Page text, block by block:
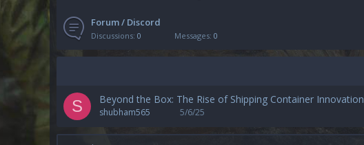
Forum / Discord
Discussions 0 Messages 0
S Beyond the Box: The Rise of Shipping Container Innovation
shubham565 5/6/25